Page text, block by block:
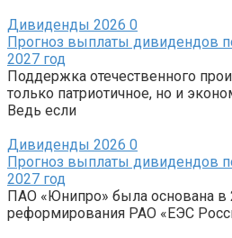
Дивиденды 2026 0
Прогноз выплаты дивидендов
2027 год
Поддержка отечественного
только патриотичное, но и
Ведь если
Дивиденды 2026 0
Прогноз выплаты дивидендов
2027 год
ПАО «Юнипро» была основана в
реформирования РАО «ЕЭС